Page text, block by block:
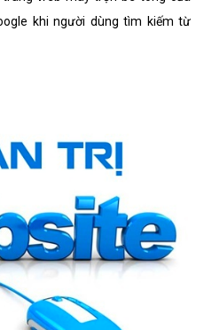
khi người dùng tìm kiếm từ